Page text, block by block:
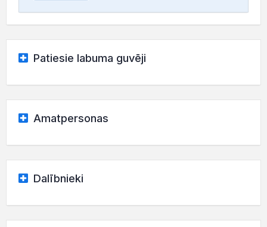
Patiesie labuma guvēji
Amatpersonas
Dalībnieki